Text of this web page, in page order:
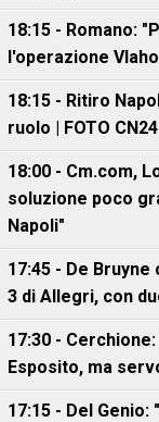
18:15 - Romano:
l'operazione
18:15 - Ritiro
ruolo | FOTO CN24
18:00 - Cm.com,
soluzione poco
Napoli"
17:45 - De
3 di Allegri, con
17:30 -
Esposito, ma
17:15 - Del